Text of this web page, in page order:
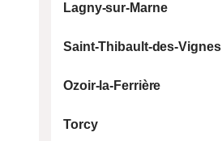
Lagny-sur-Marne
Saint-Thibault-des-Vignes
Ozoir-la-Ferrière
Torcy